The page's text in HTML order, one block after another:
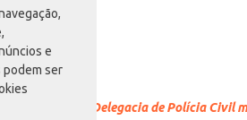
e
podem ser
ou procure a Delegacia de Polícia